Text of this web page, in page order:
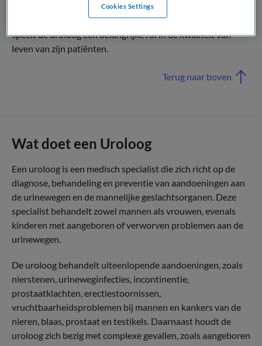
chirurgisch ingrijpen, wat het uitdagend en veelzijdig maakt.
Met een focus op vaak intieme gezondheidsproblemen
speelt de uroloog een belangrijke rol in de kwaliteit van
leven van zijn patiënten.
Terug naar boven
Wat doet een Uroloog
Een uroloog is een medisch specialist die zich richt op de
diagnose, behandeling en preventie van aandoeningen aan
de urinewegen en de mannelijke geslachtsorganen. Deze
specialist behandelt zowel mannen als vrouwen, evenals
kinderen met aangeboren of verworven problemen aan de
urinewegen.
De uroloog behandelt uiteenlopende aandoeningen, zoals
nierstenen, urineweginfecties, incontinentie,
prostaatklachten, erectiestoornissen,
vruchtbaarheidsproblemen bij mannen en kankers van de
nieren, blaas, prostaat en testikels. Daarnaast houdt de
uroloog zich bezig met complexe gevallen, zoals aangeboren
Cookies Settings